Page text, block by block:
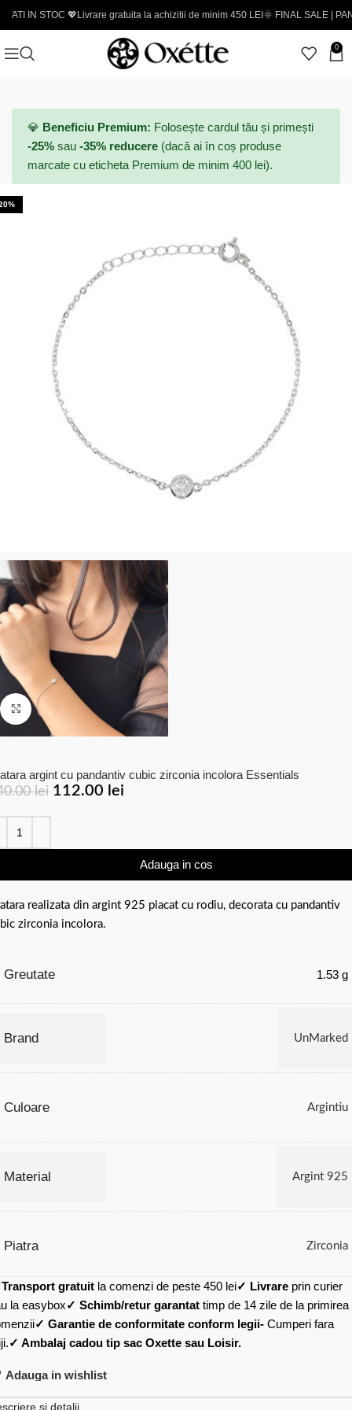
💖 Livrare gratuita la achizitii de minim 450 LEI🌞 FINAL SALE | PANA LA -
0
💎 Beneficiu Premium: Folosește cardul tău și primești
-25% sau -35% reducere (dacă ai în coș produse
marcate cu eticheta Premium de minim 400 lei).
Click to enlarge
argint cu pandantiv cubic zirconia incolora Essentials
lei 112.00 lei
Adauga in cos
realizata din argint 925 placat cu rodiu, decorata cu pandantiv
zirconia incolora.
Greutate 1.53 g
Brand UnMarked
Culoare Argintiu
Material Argint 925
Piatra Zirconia
Transport gratuit la comenzi de peste 450 lei✓ Livrare prin curier
la easybox✓ Schimb/retur garantat timp de 14 zile de la primirea
✓ Garantie de conformitate conform legii- Cumperi fara
✓ Ambalaj cadou tip sac Oxette sau Loisir.
Adauga in wishlist
si detalii